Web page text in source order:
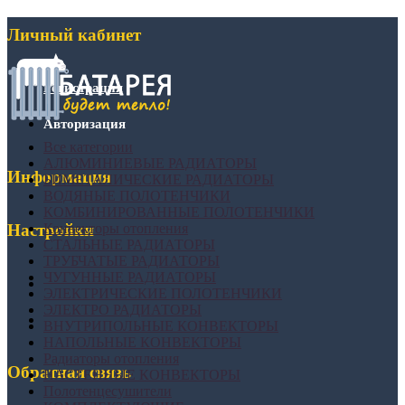
Личный кабинет
Регистрация
Авторизация
Информация
Настройки
Обратная связь
БИМЕТАЛИЧЕСКИЕ РАДИАТОРЫ
Конвекторы отопления
СТАЛЬНЫЕ РАДИАТОРЫ
НАСТЕННЫЕ КОНВЕКТОРЫ